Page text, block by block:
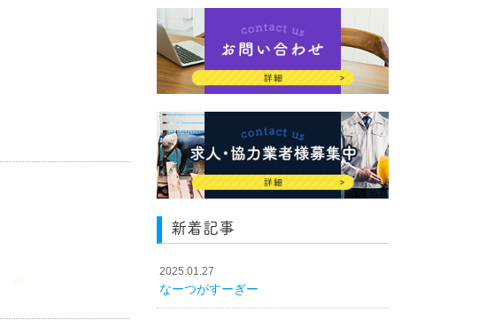
！
新着記事
2025.01.27
なーつがすーぎー